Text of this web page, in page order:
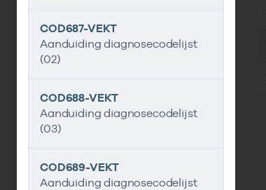
COD687-VEKT
Aanduiding diagnosecodelijst
(02)
COD688-VEKT
Aanduiding diagnosecodelijst
(03)
COD689-VEKT
Aanduiding diagnosecodelijst